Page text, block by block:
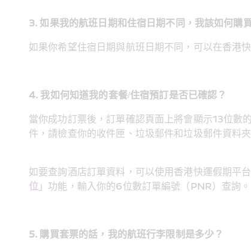
3. 如果我的航班日期和住宿日期不同，我該如何購
如果你希望住宿日期與航班日期不同，可以在香港
4. 我如何知道我的套餐/住宿預訂是否已確認？
當你成功訂票後，訂單確認頁面上將會顯示13位
件，請檢查你的收件匣、垃圾郵件和垃圾郵件資料夾
如要查詢酒店訂單資料，可以使用香港快運假期平
位 」功能，輸入你的6位數訂單編號（PNR）查詢。
5. 購買套票的話，我的航班行李限制是多少？